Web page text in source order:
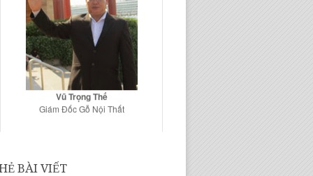
Vũ Trọng Thế
Giám Đốc Gỗ Nội Thất
BÀI VIẾT